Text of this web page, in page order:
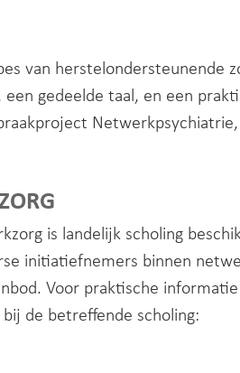
van herstelondersteunende
gedeelde taal, en een
Netwerkpsychiatrie,
is landelijk scholing
initiatiefnemers binnen
Voor praktische
de betreffende scholing: